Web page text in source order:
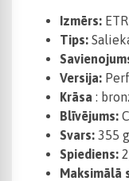
Izmērs:
Tips:
Versija:
Krāsa :
Blīvējums:
Svars: 355 g
Spiediens:
Maksimālā